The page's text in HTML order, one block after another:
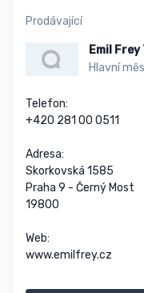
Prodávající
Emil
Hlavní
Telefon:
+420 281 00 0511
Adresa:
Skorkovská 1585
Praha 9 - Černý Most
19800
Web:
www.emilfrey.cz